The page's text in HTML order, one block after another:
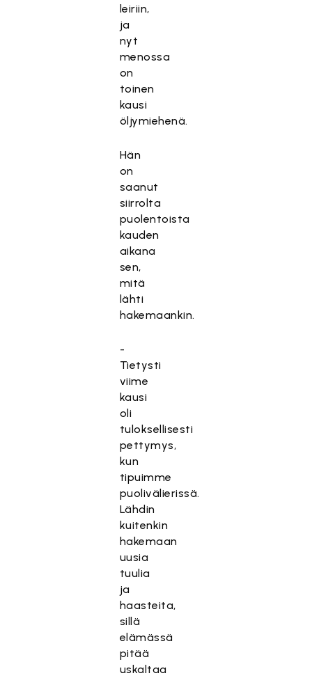
leiriin,
ja
nyt
menossa
on
toinen
kausi
öljymiehenä.
Hän
on
saanut
siirrolta
puolentoista
kauden
aikana
sen,
mitä
lähti
hakemaankin.
-
Tietysti
viime
kausi
oli
tuloksellisesti
pettymys,
kun
tipuimme
puolivälierissä.
Lähdin
kuitenkin
hakemaan
uusia
tuulia
ja
haasteita,
sillä
elämässä
pitää
uskaltaa